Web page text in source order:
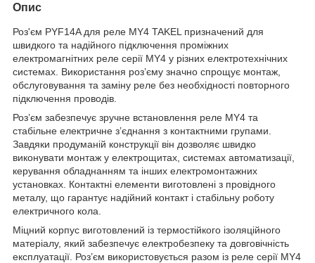
Опис
Роз'єм PYF14A для реле MY4 TAKEL призначений для
швидкого та надійного підключення проміжних
електромагнітних реле серії MY4 у різних електротехнічних
системах. Використання роз’єму значно спрощує монтаж,
обслуговування та заміну реле без необхідності повторного
підключення проводів.
Роз’єм забезпечує зручне встановлення реле MY4 та
стабільне електричне з’єднання з контактними групами.
Завдяки продуманій конструкції він дозволяє швидко
виконувати монтаж у електрощитах, системах автоматизації,
керування обладнанням та інших електромонтажних
установках. Контактні елементи виготовлені з провідного
металу, що гарантує надійний контакт і стабільну роботу
електричного кола.
Міцний корпус виготовлений із термостійкого ізоляційного
матеріалу, який забезпечує електробезпеку та довговічність
експлуатації. Роз’єм використовується разом із реле серії MY4